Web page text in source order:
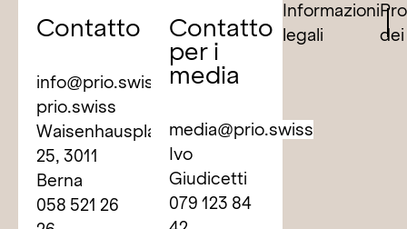
Contatto
info@prio.swiss
prio.swiss
Waisenhausplatz
25, 3011
Berna
058 521 26
Contatto
per i
media
media@prio.swiss
Ivo
Giudicetti
079 123 84
Informazioni
legali